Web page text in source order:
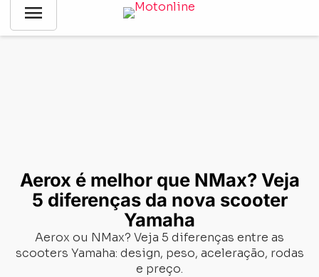
menu
Notícias Comparativo-Aerox é melhor que NMax? Veja 5
Aerox é melhor que NMax? Veja
5 diferenças da nova scooter
Yamaha
Aerox ou NMax? Veja 5 diferenças entre as
scooters Yamaha: design, peso, aceleração, rodas
e preço.